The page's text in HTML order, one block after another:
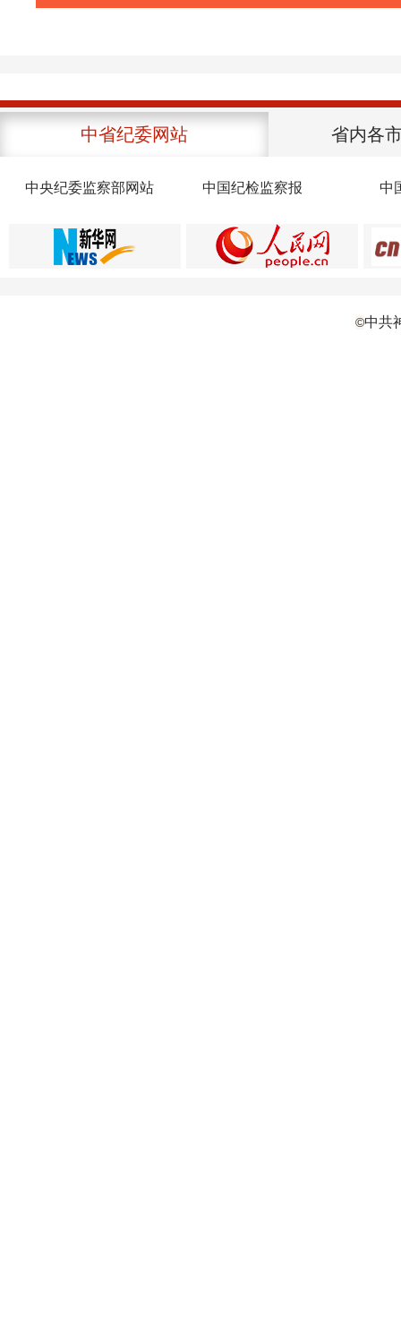
中省纪委网站 省内各
中央纪委监察部网站 中国纪检监察报 中
©中共